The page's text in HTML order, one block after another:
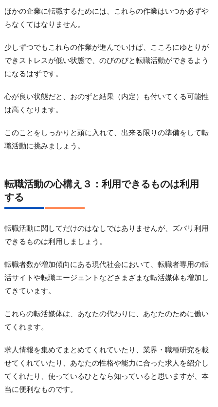
ほかの企業に転職するためには、これらの作業はいつか必ずや
らなくてはなりません。
少しずつでもこれらの作業が進んでいけば、こころにゆとりが
できストレスが低い状態で、のびのびと転職活動ができるよう
になるはずです。
心が良い状態だと、おのずと結果（内定）も付いてくる可能性
は高くなります。
このことをしっかりと頭に入れて、出来る限りの準備をして転
職活動に挑みましょう。
転職活動の心構え３：利用できるものは利用
する
転職活動に関してだけのはなしではありませんが、ズバリ利用
できるものは利用しましょう。
転職者数が増加傾向にある現代社会において、転職者専用の転
活サイトや転職エージェントなどさまざまな転活媒体も増加し
てきています。
これらの転活媒体は、あなたの代わりに、あなたのために働い
てくれます。
求人情報を集めてまとめてくれていたり、業界・職種研究を載
せてくれていたり、あなたの性格や能力に合った求人を紹介し
てくれたり、使っているひとなら知っていると思いますが、本
当に便利なものです。